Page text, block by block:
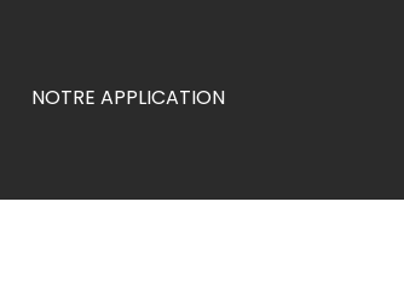
NOTRE APPLICATION